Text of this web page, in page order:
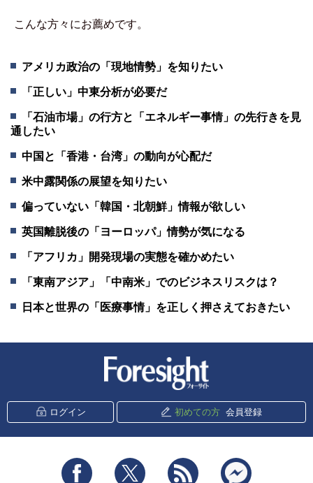
こんな方々にお薦めです。
アメリカ政治の「現地情勢」を知りたい
「正しい」中東分析が必要だ
「石油市場」の行方と「エネルギー事情」の先行きを見
通したい
中国と「香港・台湾」の動向が心配だ
米中露関係の展望を知りたい
偏っていない「韓国・北朝鮮」情報が欲しい
英国離脱後の「ヨーロッパ」情勢が気になる
「アフリカ」開発現場の実態を確かめたい
「東南アジア」「中南米」でのビジネスリスクは？
日本と世界の「医療事情」を正しく押さえておきたい
ログイン 初めての方 会員登録
Facebook Twitter RSS